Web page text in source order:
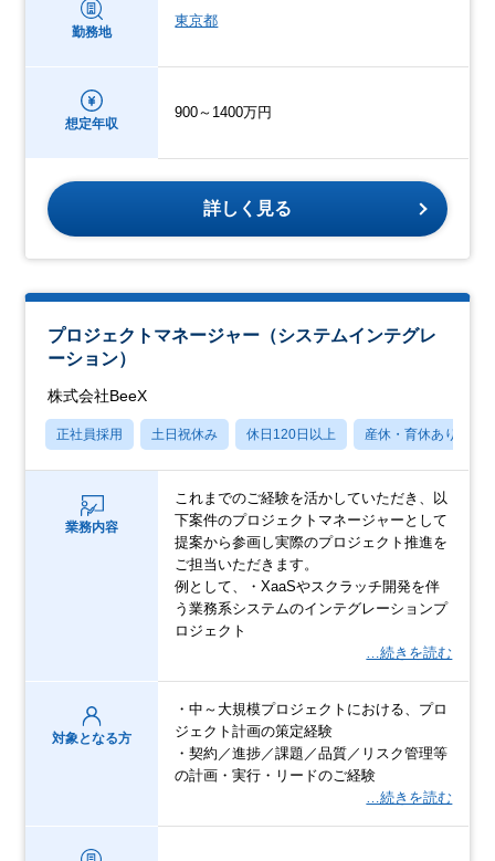
勤務地
東京都
想定年収
900～1400万円
詳しく見る
プロジェクトマネージャー（システムインテグレ
ーション）
株式会社BeeX
正社員採用 土日祝休み 休日120日以上 産休・育休あり
業務内容
これまでのご経験を活かしていただき、以
下案件のプロジェクトマネージャーとして
提案から参画し実際のプロジェクト推進を
ご担当いただきます。
例として、・XaaSやスクラッチ開発を伴
う業務系システムのインテグレーションプ
ロジェクト
…続きを読む
対象となる方
・中～大規模プロジェクトにおける、プロ
ジェクト計画の策定経験
・契約／進捗／課題／品質／リスク管理等
の計画・実行・リードのご経験
…続きを読む